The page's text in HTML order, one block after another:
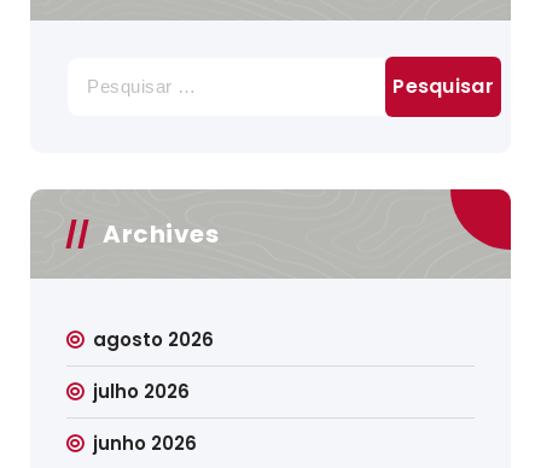
por:
Archives
agosto 2026
julho 2026
junho 2026